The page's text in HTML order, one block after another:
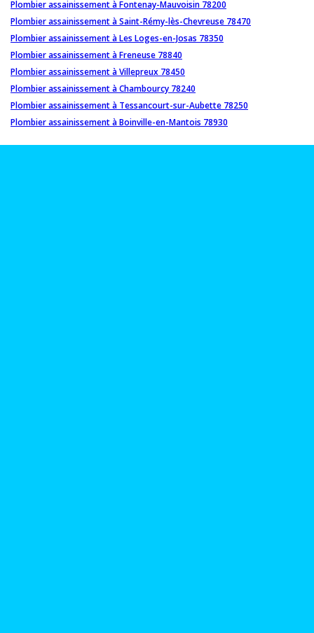
Plombier assainissement à Fontenay-Mauvoisin 78200
Plombier assainissement à Saint-Rémy-lès-Chevreuse 78470
Plombier assainissement à Les Loges-en-Josas 78350
Plombier assainissement à Freneuse 78840
Plombier assainissement à Villepreux 78450
Plombier assainissement à Chambourcy 78240
Plombier assainissement à Tessancourt-sur-Aubette 78250
Plombier assainissement à Boinville-en-Mantois 78930